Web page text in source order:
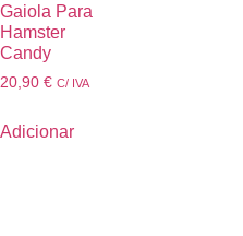
Gaiola Para
Hamster
Candy
20,90 € C/ IVA
Adicionar